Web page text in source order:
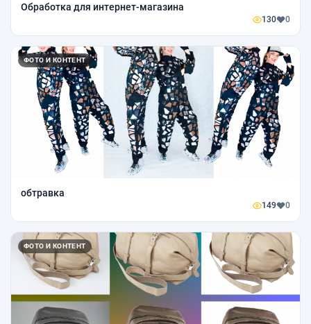
Обработка для интернет-магазина
130 0
ФОТО И КОНТЕНТ
обтравка
149 0
ФОТО И КОНТЕНТ